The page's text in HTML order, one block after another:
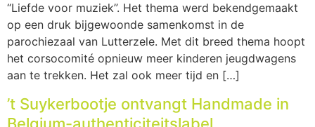
“Liefde voor muziek”. Het thema werd bekendgemaakt
op een druk bijgewoonde samenkomst in de
parochiezaal van Lutterzele. Met dit breed thema hoopt
het corsocomité opnieuw meer kinderen jeugdwagens
aan te trekken. Het zal ook meer tijd en […]
’t Suykerbootje ontvangt Handmade in
Belgium-authenticiteitslabel